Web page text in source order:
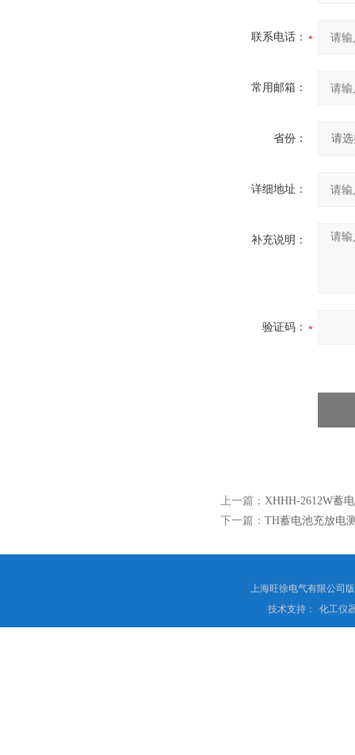
联系电话：
常用邮箱：
省份：
详细地址：
补充说明：
验证码：
上一篇： XHHH-2612W蓄
下一篇： TH蓄电池充放电
上海旺徐电气有限公司
技术支持：
化工仪